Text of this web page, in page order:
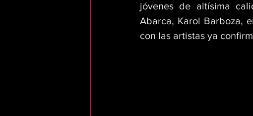
jóvenes de altísima
Abarca, Karol Barboza,
con las artistas ya